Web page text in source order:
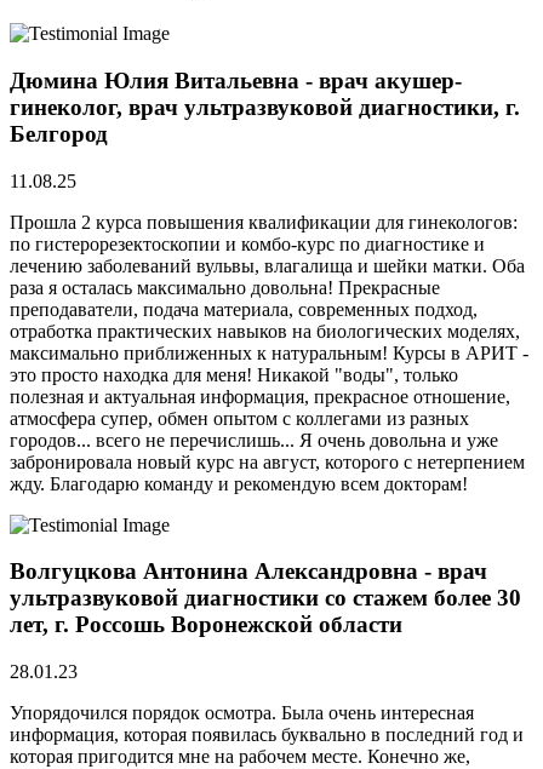
Дюмина Юлия Витальевна - врач акушер-
гинеколог, врач ультразвуковой диагностики, г.
Белгород
11.08.25
Прошла 2 курса повышения квалификации для гинекологов:
по гистерорезектоскопии и комбо-курс по диагностике и
лечению заболеваний вульвы, влагалища и шейки матки. Оба
раза я осталась максимально довольна! Прекрасные
преподаватели, подача материала, современных подход,
отработка практических навыков на биологических моделях,
максимально приближенных к натуральным! Курсы в АРИТ -
это просто находка для меня! Никакой "воды", только
полезная и актуальная информация, прекрасное отношение,
атмосфера супер, обмен опытом с коллегами из разных
городов... всего не перечислишь... Я очень довольна и уже
забронировала новый курс на август, которого с нетерпением
жду. Благодарю команду и рекомендую всем докторам!
Волгуцкова Антонина Александровна - врач
ультразвуковой диагностики со стажем более 30
лет, г. Россошь Воронежской области
28.01.23
Упорядочился порядок осмотра. Была очень интересная
информация, которая появилась буквально в последний год и
которая пригодится мне на рабочем месте. Конечно же,